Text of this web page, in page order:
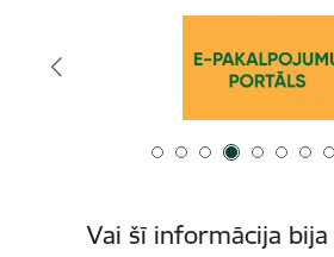
Vai šī informācija